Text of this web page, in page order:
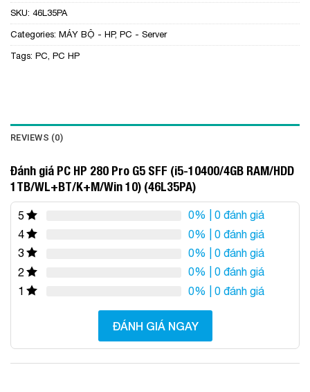
SKU: 46L35PA
Categories: MÁY BỘ - HP, PC - Server
Tags: PC PC HP
REVIEWS (0)
Đánh giá PC HP 280 Pro G5 SFF (i5-10400/4GB RAM/HDD
1TB/WL+BT/K+M/Win 10) (46L35PA)
5 0% | 0 đánh giá
4
0% | 0 đánh giá
3
0% | 0 đánh giá
2
0% | 0 đánh giá
1
0% | 0 đánh giá
ĐÁNH GIÁ NGAY